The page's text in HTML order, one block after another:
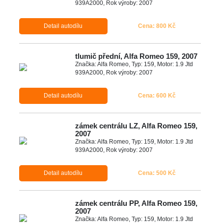
939A2000, Rok výroby: 2007
Detail autodílu Cena: 800 Kč
tlumič přední, Alfa Romeo 159, 2007
Značka: Alfa Romeo, Typ: 159, Motor: 1.9 Jtd
939A2000, Rok výroby: 2007
Detail autodílu Cena: 600 Kč
zámek centrálu LZ, Alfa Romeo 159,
2007
Značka: Alfa Romeo, Typ: 159, Motor: 1.9 Jtd
939A2000, Rok výroby: 2007
Detail autodílu Cena: 500 Kč
zámek centrálu PP, Alfa Romeo 159,
2007
Značka: Alfa Romeo, Typ: 159, Motor: 1.9 Jtd